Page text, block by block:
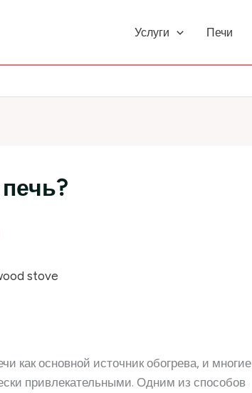
Услуги Печи
как основной источник обогрева, и многие
привлекательными. Одним из способов